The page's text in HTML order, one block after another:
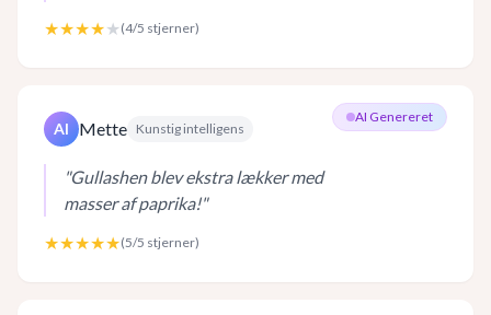
★★★★★ (4/5 stjerner)
AI Genereret
AI Mette Kunstig intelligens
"Gullashen blev ekstra lækker med
masser af paprika!"
★★★★★(5/5 stjerner)